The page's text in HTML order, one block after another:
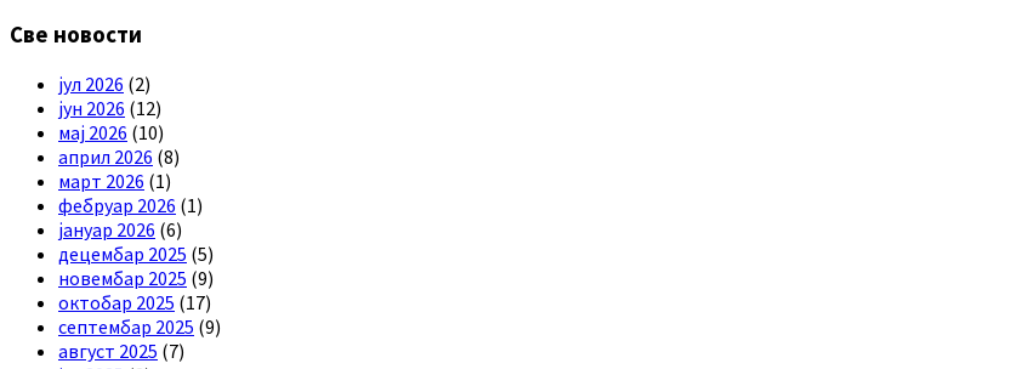
Све новости
јул 2026 (2)
јун 2026 (12)
мај 2026 (10)
април 2026 (8)
март 2026 (1)
фебруар 2026 (1)
јануар 2026 (6)
децембар 2025 (5)
новембар 2025 (9)
октобар 2025 (17)
септембар 2025 (9)
август 2025 (7)